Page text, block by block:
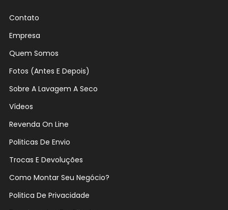
Contato
Empresa
Quem Somos
Fotos (Antes E Depois)
Sobre A Lavagem A Seco
Vídeos
Revenda On Line
Politicas De Envio
Trocas E Devoluções
Como Montar Seu Negócio?
Politica De Privacidade